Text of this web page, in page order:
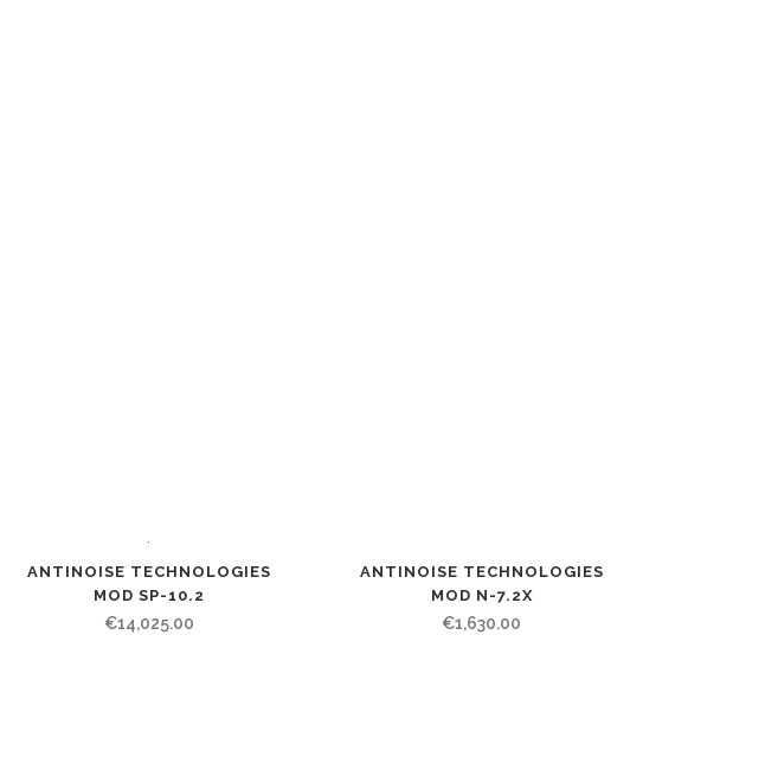
ANTINOISE TECHNOLOGIES
MOD SP-10.2
€14,025.00
ANTINOISE TECHNOLOGIES
MOD N-7.2X
€1,630.00